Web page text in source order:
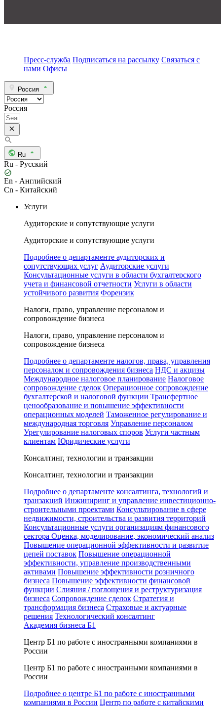
Пресс-служба Подписаться на рассылку Связаться с
нами Офисы
Россия
Россия
Ru
Ru - Русский
En - Английский
Cn - Китайский
Услуги
Аудиторские и сопутствующие услуги
Аудиторские и сопутствующие услуги
Подробнее о департаменте аудиторских и
сопутствующих услуг Аудиторские услуги
Консультационные услуги в области бухгалтерского
учета и финансовой отчетности Услуги в области
устойчивого развития Форензик
Налоги, право, управление персоналом и
сопровождение бизнеса
Налоги, право, управление персоналом и
сопровождение бизнеса
Подробнее о департаменте налогов, права, управления
персоналом и сопровождения бизнеса НДС и акцизы
Международное налоговое планирование Налоговое
сопровождение сделок Операционное сопровождение
бухгалтерской и налоговой функции Трансфертное
ценообразование и повышение эффективности
операционных моделей Таможенное регулирование и
международная торговля Управление персоналом
Урегулирование налоговых споров Услуги частным
клиентам Юридические услуги
Консалтинг, технологии и транзакции
Консалтинг, технологии и транзакции
Подробнее о департаменте консалтинга, технологий и
транзакций Инжиниринг и управление инвестиционно-
строительными проектами Консультирование в сфере
недвижимости, строительства и развития территорий
Консультационные услуги организациям финансового
сектора Оценка, моделирование, экономический анализ
Повышение операционной эффективности и развитие
цепей поставок Повышение операционной
эффективности, управление производственными
активами Повышение эффективности розничного
бизнеса Повышение эффективности финансовой
функции Слияния / поглощения и реструктуризация
бизнеса Сопровождение сделок Стратегия и
трансформация бизнеса Страховые и актуарные
решения Технологический консалтинг
Академия бизнеса Б1
Центр Б1 по работе с иностранными компаниями в
России
Центр Б1 по работе с иностранными компаниями в
России
Подробнее о центре Б1 по работе с иностранными
компаниями в России Центр по работе с китайскими